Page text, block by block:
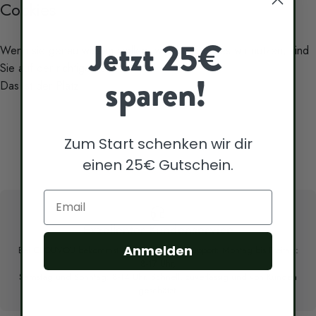
Cookies
Cookies
Wenn sie genau wissen wollen, welche Cookies wir nutzen, sind
Sie auf der richtigen Seite
Das ist der Platz
Exzellenter Kundenservice
Bei CLOUVOU bekommst du erstklassigen Support: Montag bis Freitag:
Samstag und Sonntag: 8-14 Uhr. Schnell, zuverlässig und von Kunden
Jetzt 25€
sparen!
Zum Start schenken wir dir
einen 25€ Gutschein.
Email
Anmelden